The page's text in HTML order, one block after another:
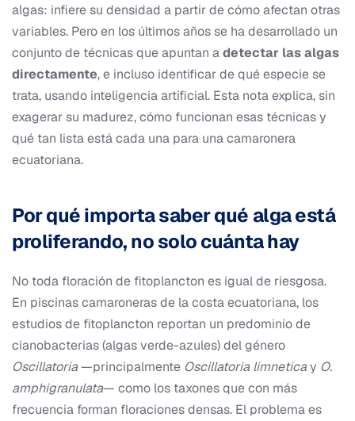
algas: infiere su densidad a partir de cómo afectan otras
variables. Pero en los últimos años se ha desarrollado un
conjunto de técnicas que apuntan adetectar las algas
directamente, e incluso identificar de qué especie se
trata, usando inteligencia artificial. Esta nota explica, sin
exagerar su madurez, cómo funcionan esas técnicas y
qué tan lista está cada una para una camaronera
ecuatoriana.
Por qué importa saber qué alga está
proliferando, no solo cuánta hay
No toda floración de fitoplancton es igual de riesgosa.
En piscinas camaroneras de la costa ecuatoriana, los
estudios de fitoplancton reportan un predominio de
cianobacterias (algas verde-azules) del género
Oscillatoria—principalmente Oscillatoria limneticay O.
amphigranulata— como los taxones que con más
frecuencia forman floraciones densas. El problema es